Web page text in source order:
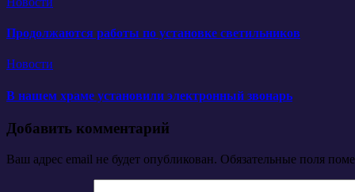
Продолжаются работы по установке светильников
Новости
В нашем храме установили электронный звонарь
Добавить комментарий
Ваш адрес email не будет опубликован. Обязательные поля